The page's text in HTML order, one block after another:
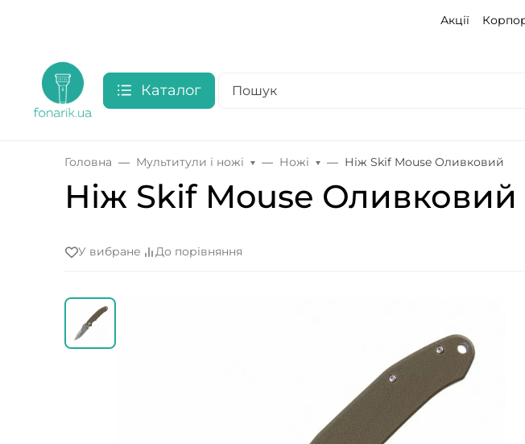
Акції
Каталог
Головна Мультитули і ножі Ножі Ніж Skif Mouse Оливковий
Ніж Skif Mouse Оливковий
У вибране До порівняння